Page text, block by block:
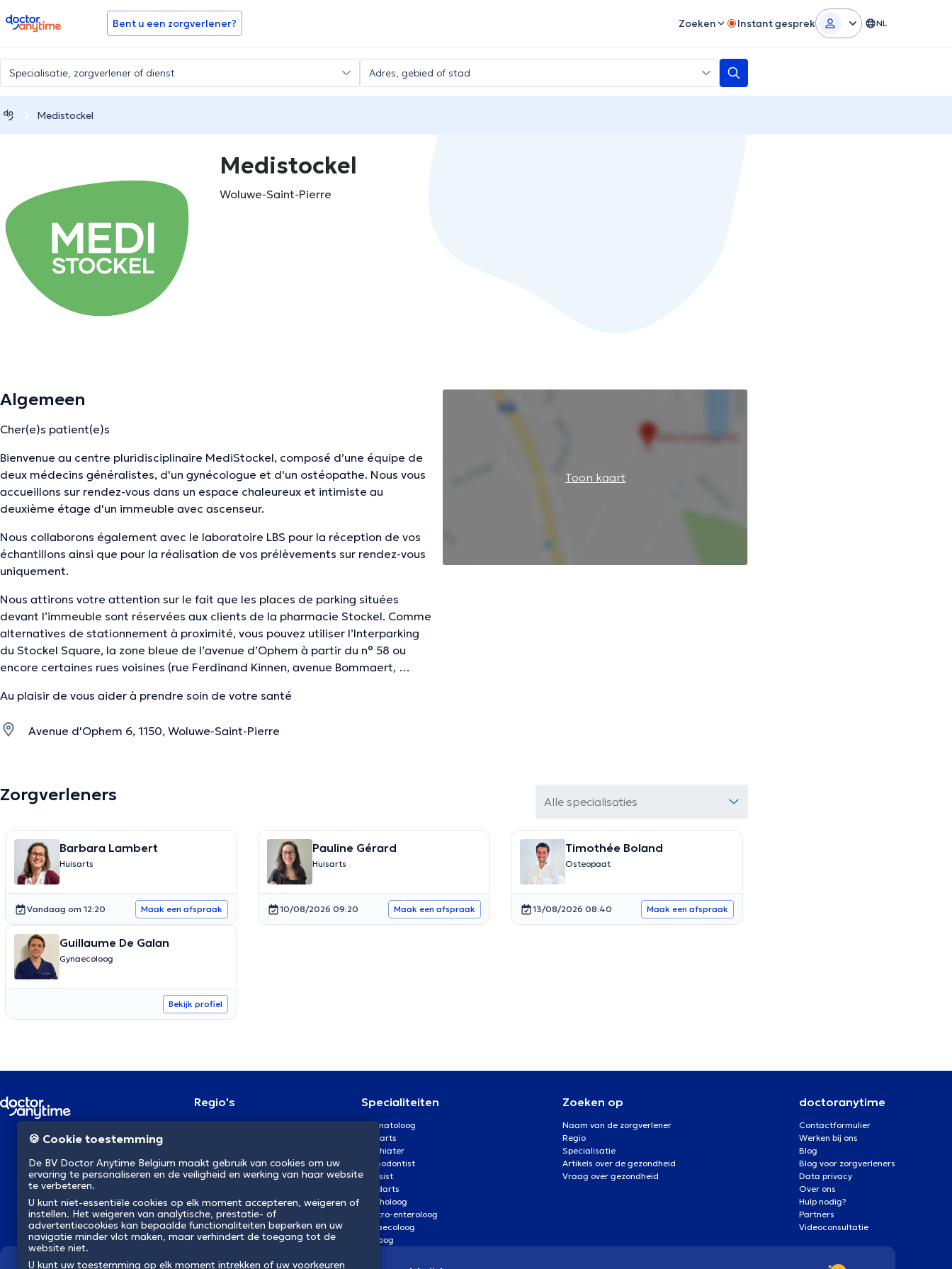
doctoranytime Bent u een zorgverlener? Zoeken Instant gesprek NL
Medistockel
Medistockel
Woluwe-Saint-Pierre
Algemeen
Cher(e)s patient(e)s
Bienvenue au centre pluridisciplinaire MediStockel, composé d’une équipe de
deux médecins généralistes, d'un gynécologue et d'un ostéopathe. Nous vous
accueillons sur rendez-vous dans un espace chaleureux et intimiste au
deuxième étage d'un immeuble avec ascenseur.
Nous collaborons également avec le laboratoire LBS pour la réception de vos
échantillons ainsi que pour la réalisation de vos prélèvements sur rendez-vous
uniquement.
Nous attirons votre attention sur le fait que les places de parking situées
devant l’immeuble sont réservées aux clients de la pharmacie Stockel. Comme
alternatives de stationnement à proximité, vous pouvez utiliser l’Interparking
du Stockel Square, la zone bleue de l’avenue d’Ophem à partir du n° 58 ou
encore certaines rues voisines (rue Ferdinand Kinnen, avenue Bommaert, …
Au plaisir de vous aider à prendre soin de votre santé
Avenue d'Ophem 6, 1150, Woluwe-Saint-Pierre
Toon kaart
Zorgverleners Alle specialisaties
Barbara Lambert
Huisarts
Vandaag om 12:20 Maak een afspraak
Pauline Gérard
Huisarts
10/08/2026 09:20 Maak een afspraak
Timothée Boland
Osteopaat
13/08/2026 08:40 Maak een afspraak
Guillaume De Galan
Gynaecoloog
Bekijk profiel
NL
Regio's
Charleroi
Luik
Namen
Leuven
Mons
Aalst
Specialiteiten
Dermatoloog
Oogarts
Psychiater
Orthodontist
Kinesist
Tandarts
Psycholoog
Gastro-enteroloog
Gynaecoloog
Uroloog
Zoeken op
Naam van de zorgverlener
Regio
Specialisatie
Artikels over de gezondheid
Vraag over gezondheid
doctoranytime
Contactformulier
Werken bij ons
Blog
Blog voor zorgverleners
Data privacy
Over ons
Hulp nodig?
Partners
Videoconsultatie
🍪 Cookie toestemming
De BV Doctor Anytime Belgium maakt gebruik van cookies om uw
ervaring te personaliseren en de veiligheid en werking van haar website
te verbeteren.
U kunt niet-essentiële cookies op elk moment accepteren, weigeren of
instellen. Het weigeren van analytische, prestatie- of
advertentiecookies kan bepaalde functionaliteiten beperken en uw
navigatie minder vlot maken, maar verhindert de toegang tot de
website niet.
U kunt uw toestemming op elk moment intrekken of uw voorkeuren